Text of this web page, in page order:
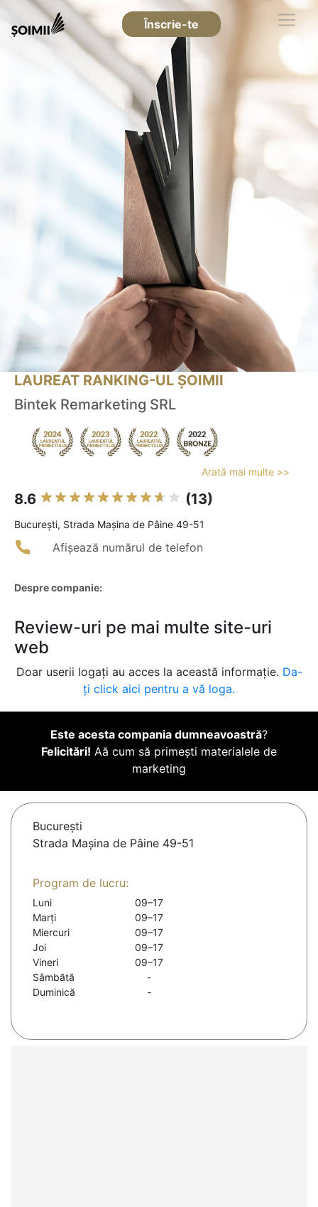
Înscrie-te
LAUREAT RANKING-UL ȘOIMII
Bintek Remarketing SRL
Arată mai multe >>
8.6 (13)
Bucureşti, Strada Mașina de Pâine 49-51
Afișează numărul de telefon
Despre companie:
Review-uri pe mai multe site-uri
web
Doar userii logați au acces la această informație. Da-
ți click aici pentru a vă loga.
Este acesta compania dumneavoastră?
Felicitări! Aă cum să primești materialele de
marketing
Bucureşti
Strada Mașina de Pâine 49-51
Program de lucru:
Luni
09–17
Marți
09–17
Miercuri
09–17
Joi
09–17
Vineri
09–17
Sâmbătă
-
Duminică
-